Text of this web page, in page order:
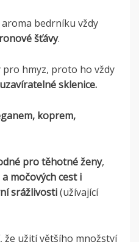
bedrníku vždy
šťávy.
hmyz, proto ho vždy
sklenice.
koprem,
pro těhotné ženy,
močových cesti
srážlivosti(užívající
že užití většího množství